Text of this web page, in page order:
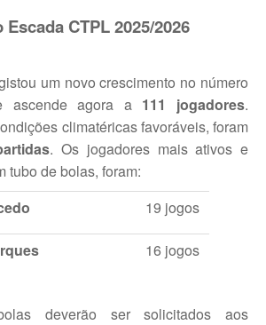
32 Paço do Lumiar - Lisboa 1600-461
de Formulário
Escada CTPL 2025/2026
um novo crescimento no número
ascende agora a 111 jogadores.
climatéricas favoráveis, foram
. Os jogadores mais ativos e
tubo de bolas, foram:
19 jogos
16 jogos
deverão ser solicitados aos